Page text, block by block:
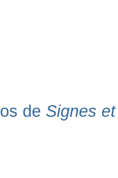
de Signes